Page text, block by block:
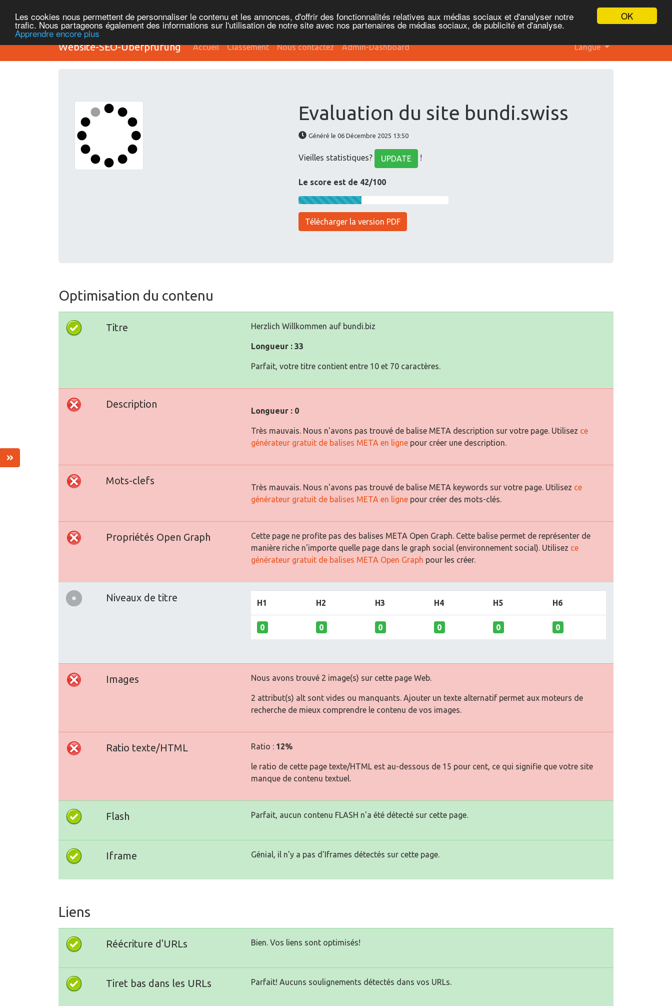
OK
Les cookies nous permettent de personnaliser le contenu et les annonces, d'offrir des fonctionnalités relatives aux médias sociaux et d'analyser notre
trafic. Nous partageons également des informations sur l'utilisation de notre site avec nos partenaires de médias sociaux, de publicité et d'analyse.
Apprendre encore plus
Website-SEO-Überprüfung Accueil Classement Nous contactez Admin-Dashboard Langue
Evaluation du site bundi.swiss
Généré le 06 Décembre 2025 13:50
Vieilles statistiques? UPDATE !
Le score est de 42/100
Télécharger la version PDF
Optimisation du contenu
Titre Herzlich Willkommen auf bundi.biz
Longueur : 33
Parfait, votre titre contient entre 10 et 70 caractères.
Description
Longueur : 0
Très mauvais. Nous n'avons pas trouvé de balise META description sur votre page. Utilisez ce
générateur gratuit de balises META en ligne pour créer une description.
Mots-clefs
Très mauvais. Nous n'avons pas trouvé de balise META keywords sur votre page. Utilisez ce
générateur gratuit de balises META en ligne pour créer des mots-clés.
Propriétés Open Graph
Cette page ne profite pas des balises META Open Graph. Cette balise permet de représenter de
manière riche n'importe quelle page dans le graph social (environnement social). Utilisez ce
générateur gratuit de balises META Open Graph pour les créer.
Niveaux de titre H1 H2 H3 H4 H5 H6
0 0 0 0 0 0
Images Nous avons trouvé 2 image(s) sur cette page Web.
2 attribut(s) alt sont vides ou manquants. Ajouter un texte alternatif permet aux moteurs de
recherche de mieux comprendre le contenu de vos images.
Ratio texte/HTML Ratio : 12%
le ratio de cette page texte/HTML est au-dessous de 15 pour cent, ce qui signifie que votre site
manque de contenu textuel.
Flash Parfait, aucun contenu FLASH n'a été détecté sur cette page.
Iframe Génial, il n'y a pas d'Iframes détectés sur cette page.
Liens
Réécriture d'URLs Bien. Vos liens sont optimisés!
Tiret bas dans les URLs Parfait! Aucuns soulignements détectés dans vos URLs.